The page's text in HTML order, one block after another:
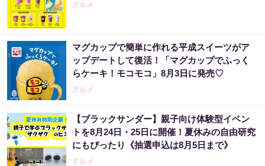
グルメ
マグカップで簡単に作れる平成スイーツがア
ップデートして復活！「マグカップでふっく
らケーキ！モコモコ」8月3日に発売♡
グルメ
【ブラックサンダー】親子向け体験型イベン
トを8月24日・25日に開催！夏休みの自由研究
にもぴったり《抽選申込は8月5日まで》
グルメ